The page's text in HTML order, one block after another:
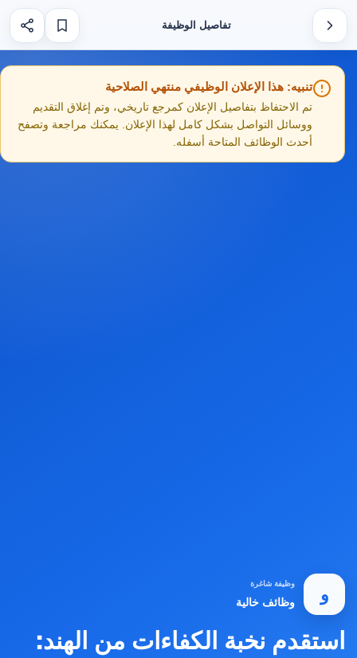
تفاصيل الوظيفة
تنبيه: هذا الإعلان الوظيفي منتهي الصلاحية
تم الاحتفاظ بتفاصيل الإعلان كمرجع تاريخي، وتم إغلاق التقديم
ووسائل التواصل بشكل كامل لهذا الإعلان. يمكنك مراجعة وتصفح
أحدث الوظائف المتاحة أسفله.
و
وظيفة شاغرة
وظائف خالية
استقدم نخبة الكفاءات من الهند: